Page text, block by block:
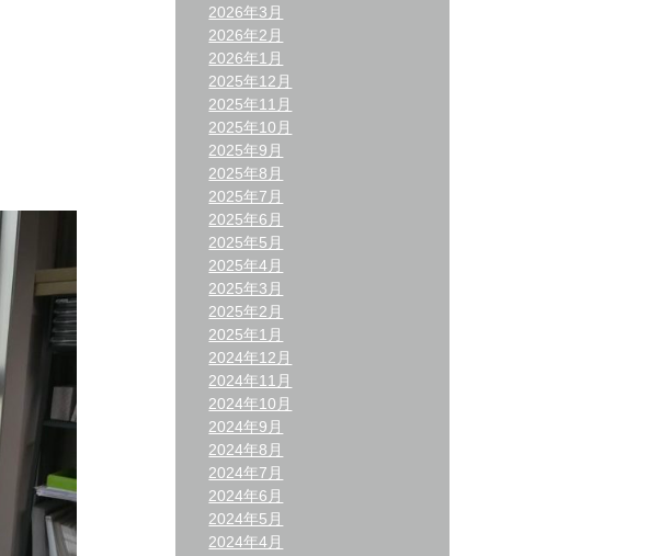
2026年3月
2026年2月
2026年1月
2025年12月
2025年11月
2025年10月
2025年9月
2025年8月
2025年7月
2025年6月
2025年5月
2025年4月
2025年3月
2025年2月
2025年1月
2024年12月
2024年11月
2024年10月
2024年9月
2024年8月
2024年7月
2024年6月
2024年5月
2024年4月